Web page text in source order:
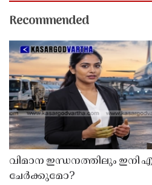
Recommended
വിമാന ഇന്ധനത്തിലും
ചേർക്കുമോ?